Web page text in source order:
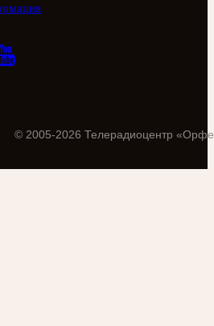
© 2005-2026 Телерадиоцентр